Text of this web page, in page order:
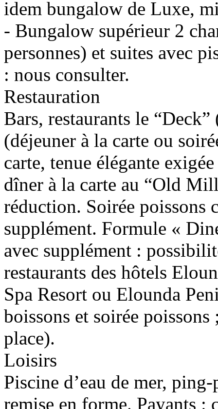
idem bungalow de Luxe,
- Bungalow supérieur 2
personnes) et suites avec
: nous consulter.
Restauration
Bars, restaurants le
(déjeuner à la carte ou
carte, tenue élégante
dîner à la carte au “Old
réduction. Soirée poissons
supplément. Formule «
avec supplément :
restaurants des hôtels
Spa Resort ou Elounda
boissons et soirée
place).
Loisirs
Piscine d’eau de mer,
remise en forme. Payants :